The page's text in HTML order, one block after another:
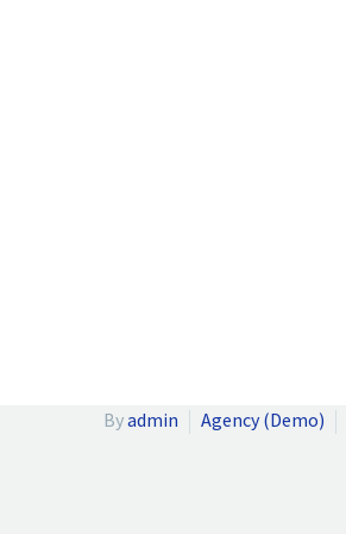
Byadmin Agency (Demo)